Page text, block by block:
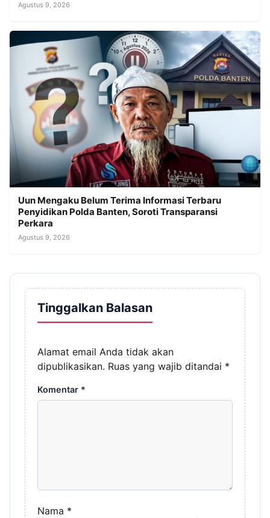
Agustus 9, 2026
Uun Mengaku Belum Terima Informasi Terbaru
Penyidikan Polda Banten, Soroti Transparansi
Perkara
Agustus 9, 2026
Tinggalkan Balasan
Alamat email Anda tidak akan
dipublikasikan. Ruas yang wajib ditandai *
Komentar *
Nama *